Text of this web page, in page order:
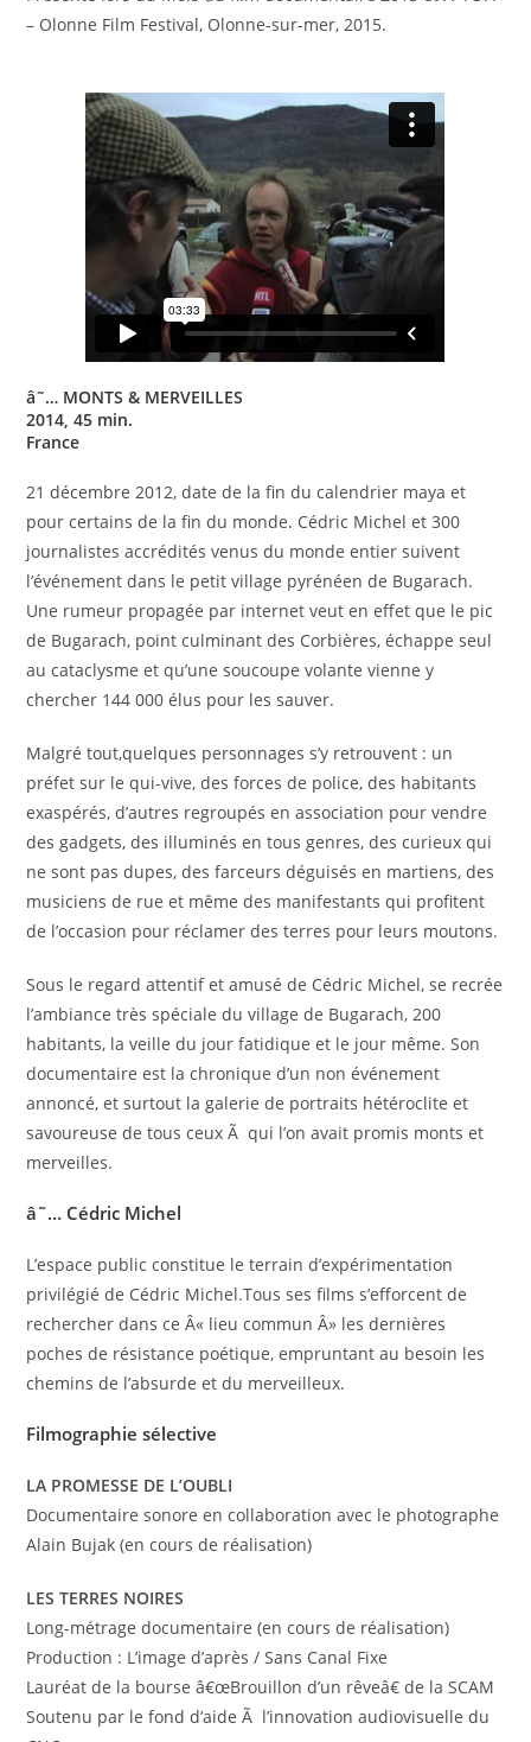
– Olonne Film Festival, Olonne-sur-mer, 2015.
â˜… MONTS & MERVEILLES
2014, 45 min.
France
21 décembre 2012, date de la fin du calendrier maya et
pour certains de la fin du monde. Cédric Michel et 300
journalistes accrédités venus du monde entier suivent
l’événement dans le petit village pyrénéen de Bugarach.
Une rumeur propagée par internet veut en effet que le pic
de Bugarach, point culminant des Corbières, échappe seul
au cataclysme et qu’une soucoupe volante vienne y
chercher 144 000 élus pour les sauver.
Malgré tout,quelques personnages s’y retrouvent : un
préfet sur le qui-vive, des forces de police, des habitants
exaspérés, d’autres regroupés en association pour vendre
des gadgets, des illuminés en tous genres, des curieux qui
ne sont pas dupes, des farceurs déguisés en martiens, des
musiciens de rue et même des manifestants qui profitent
de l’occasion pour réclamer des terres pour leurs moutons.
Sous le regard attentif et amusé de Cédric Michel, se recrée
l’ambiance très spéciale du village de Bugarach, 200
habitants, la veille du jour fatidique et le jour même. Son
documentaire est la chronique d’un non événement
annoncé, et surtout la galerie de portraits hétéroclite et
savoureuse de tous ceux Ã qui l’on avait promis monts et
merveilles.
â˜… Cédric Michel
L’espace public constitue le terrain d’expérimentation
privilégié de Cédric Michel.Tous ses films s’efforcent de
rechercher dans ce Â« lieu commun Â» les dernières
poches de résistance poétique, empruntant au besoin les
chemins de l’absurde et du merveilleux.
Filmographie sélective
LA PROMESSE DE L’OUBLI
Documentaire sonore en collaboration avec le photographe
Alain Bujak (en cours de réalisation)
LES TERRES NOIRES
Long-métrage documentaire (en cours de réalisation)
Production : L’image d’après / Sans Canal Fixe
Lauréat de la bourse â€œBrouillon d’un rêveâ€ de la SCAM
Soutenu par le fond d’aide Ã l’innovation audiovisuelle du